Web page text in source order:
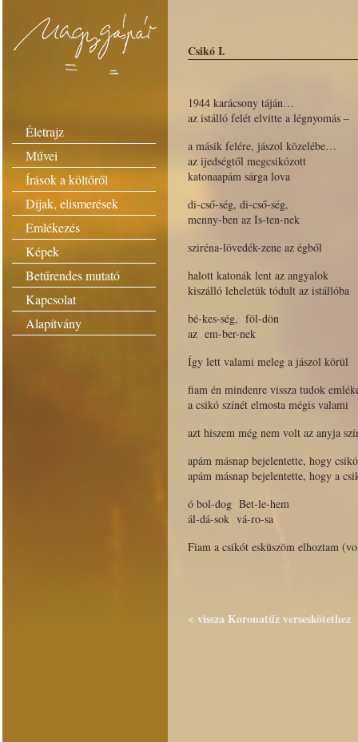
Életrajz
Művei
Írások a költőről
Díjak, elismerések
Emlékezés
Képek
Betűrendes mutató
Kapcsolat
Alapítvány
Csikó I.
1944 karácsony táján…
az istálló felét elvitte a légnyomás –
a másik felére, jászol közelébe…
az ijedségtől megcsikózott
katonaapám sárga lova
di-cső-ség, di-cső-ség,
menny-ben az Is-ten-nek
sziréna-lövedék-zene az égből
halott katonák lent az angyalok
kiszálló leheletük tódult az istállóba
bé-kes-ség, föl-dön
az em-ber-nek
Így lett valami meleg a jászol körül
fiam én mindenre vissza tudok
a csikó színét elmosta mégis valami
azt hiszem még nem volt az anyja
apám másnap bejelentette, hogy
apám másnap bejelentette, hogy a
ó bol-dog Bet-le-hem
ál-dá-sok vá-ro-sa
Fiam a csikót esküszöm elhoztam
< vissza Koronatűz verseskötethez